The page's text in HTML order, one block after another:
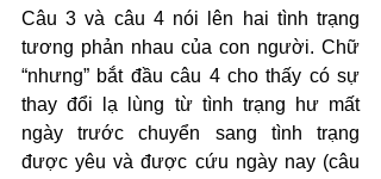
Câu 3 và câu 4 nói lên hai tình trạng
tương phản nhau của con người. Chữ
“nhưng” bắt đầu câu 4 cho thấy có sự
thay đổi lạ lùng từ tình trạng hư mất
ngày trước chuyển sang tình trạng
được yêu và được cứu ngày nay (câu